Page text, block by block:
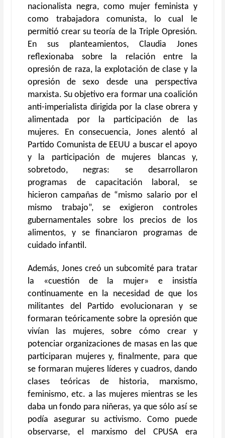
nacionalista negra, como mujer feminista y
como trabajadora comunista, lo cual le
permitió crear su teoría de la Triple Opresión.
En sus planteamientos, Claudia Jones
reflexionaba sobre la relación entre la
opresión de raza, la explotación de clase y la
opresión de sexo desde una perspectiva
marxista. Su objetivo era formar una coalición
anti-imperialista dirigida por la clase obrera y
alimentada por la participación de las
mujeres. En consecuencia, Jones alentó al
Partido Comunista de EEUU a buscar el apoyo
y la participación de mujeres blancas y,
sobretodo, negras: se desarrollaron
programas de capacitación laboral, se
hicieron campañas de “mismo salario por el
mismo trabajo”, se exigieron controles
gubernamentales sobre los precios de los
alimentos, y se financiaron programas de
cuidado infantil.
Además, Jones creó un subcomité para tratar
la «cuestión de la mujer» e insistía
continuamente en la necesidad de que los
militantes del Partido evolucionaran y se
formaran teóricamente sobre la opresión que
vivían las mujeres, sobre cómo crear y
potenciar organizaciones de masas en las que
participaran mujeres y, finalmente, para que
se formaran mujeres líderes y cuadros, dando
clases teóricas de historia, marxismo,
feminismo, etc. a las mujeres mientras se les
daba un fondo para niñeras, ya que sólo así se
podía asegurar su activismo. Como puede
observarse, el marxismo del CPUSA era